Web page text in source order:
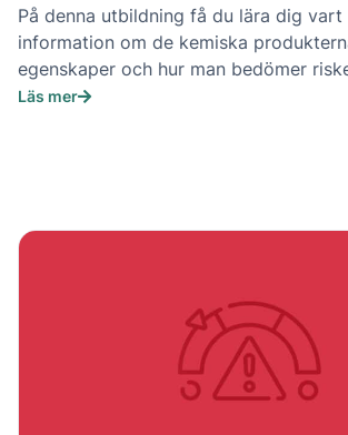
På denna utbildning få du lära dig
information om de kemiska
egenskaper och hur man bedömer
Läs mer